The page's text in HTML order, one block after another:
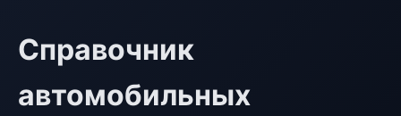
Справочник
автомобильных